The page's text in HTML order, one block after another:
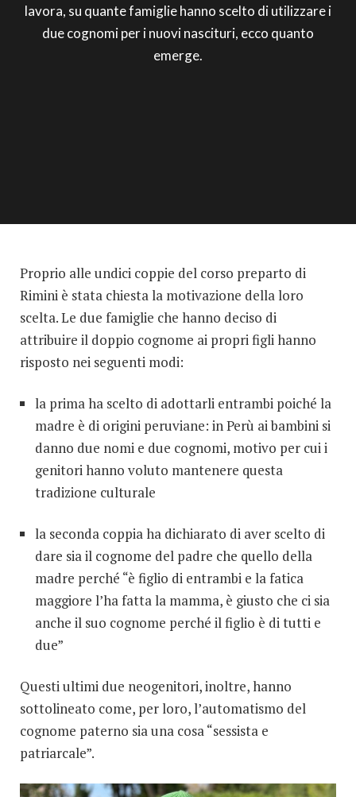
lavora, su quante famiglie hanno scelto di utilizzare i
due cognomi per i nuovi nascituri, ecco quanto
emerge.
Proprio alle undici coppie del corso preparto di
Rimini è stata chiesta la motivazione della loro
scelta. Le due famiglie che hanno deciso di
attribuire il doppio cognome ai propri figli hanno
risposto nei seguenti modi:
la prima ha scelto di adottarli entrambi poiché la
madre è di origini peruviane: in Perù ai bambini si
danno due nomi e due cognomi, motivo per cui i
genitori hanno voluto mantenere questa
tradizione culturale
la seconda coppia ha dichiarato di aver scelto di
dare sia il cognome del padre che quello della
madre perché “è figlio di entrambi e la fatica
maggiore l’ha fatta la mamma, è giusto che ci sia
anche il suo cognome perché il figlio è di tutti e
due”
Questi ultimi due neogenitori, inoltre, hanno
sottolineato come, per loro, l’automatismo del
cognome paterno sia una cosa “sessista e
patriarcale”.